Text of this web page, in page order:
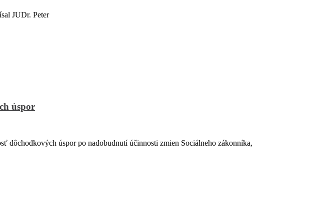
JUDr. Peter
úspor
úspor po nadobudnutí účinnosti zmien Sociálneho zákonníka,